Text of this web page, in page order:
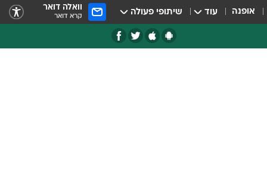
אופנה עוד שיתופי פעולה וואלה דואר
קרא דואר